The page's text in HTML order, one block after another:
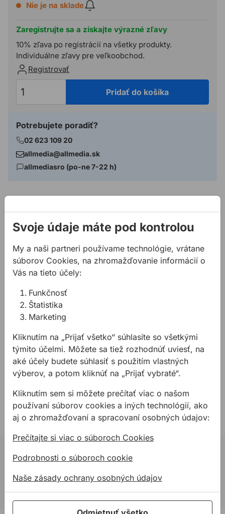
Nie je na sklade
Zaregistrujte sa a získajte výrazné zľavy
10% zľava po registrácií na všetky produkty.
Individuálne zľavy pre veľkoobchod.
Registrovať
Pridať do košíka
Potrebujete poradiť?
02 623 109 20
allmedia@allmedia.sk
allmediasro (po-ne 7-22 h)
Popis
Vlastnosti:
Tradičná rámová píla na kov
Jednoduché používanie
Možnosť upnutia listu taktiež pod 90° uhlom pre
odrezávanie krajov
Dodáva sa s 300 mm (12") bezpečným a
netrieštivým bi-metalovým pílovým listom
Sandflex® s 24 zubami na palec s vynikajúcim
Technické parametre:
Celková dĺžka: 517mm
Dĺžka pílového listu: 300mm
Hmotnosť: 500g
02 623 10 920
Svoje údaje máte pod kontrolou
My a naši partneri používame technológie, vrátane
súborov Cookies, na zhromažďovanie informácií o
Vás na tieto účely:
Funkčnosť
Štatistika
Marketing
Kliknutím na „Prijať všetko“ súhlasíte so všetkými
týmito účelmi. Môžete sa tiež rozhodnúť uviesť, na
aké účely budete súhlasiť s použitím vlastných
výberov, a potom kliknúť na „Prijať vybraté“.
Kliknutím sem si môžete prečítať viac o našom
používaní súborov cookies a iných technológií, ako
aj o zhromažďovaní a spracovaní osobných údajov:
Prečítajte si viac o súboroch Cookies
Podrobnosti o súboroch cookie
Naše zásady ochrany osobných údajov